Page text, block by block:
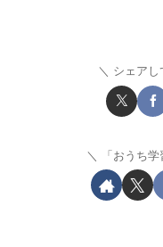
シェアし
「おうち